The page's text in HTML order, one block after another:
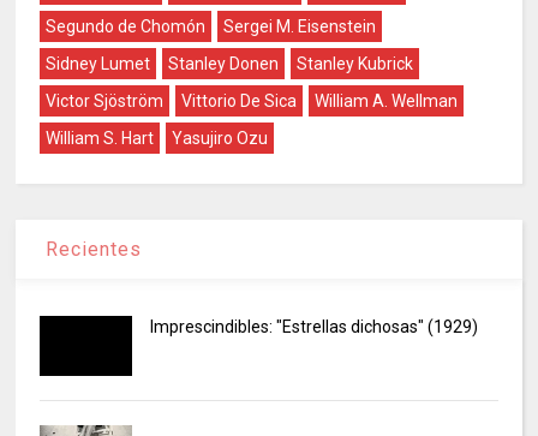
Segundo de Chomón
Sergei M. Eisenstein
Sidney Lumet
Stanley Donen
Stanley Kubrick
Victor Sjöström
Vittorio De Sica
William A. Wellman
William S. Hart
Yasujiro Ozu
Recientes
Imprescindibles: "Estrellas dichosas" (1929)